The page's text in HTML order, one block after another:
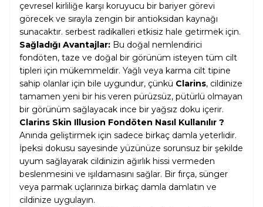
çevresel kirliliğe karşı koruyucu bir bariyer görevi
görecek ve sırayla zengin bir antioksidan kaynağı
sunacaktır. serbest radikalleri etkisiz hale getirmek için.
Sağladığı Avantajlar: Bu doğal nemlendirici
fondöten, taze ve doğal bir görünüm isteyen tüm cilt
tipleri için mükemmeldir. Yağlı veya karma cilt tipine
sahip olanlar için bile uygundur, çünkü Clarins, cildinize
tamamen yeni bir his veren pürüzsüz, pütürlü olmayan
bir görünüm sağlayacak ince bir yağsız doku içerir.
Clarins Skin Illusion Fondöten Nasıl Kullanılır ?
Anında geliştirmek için sadece birkaç damla yeterlidir.
İpeksi dokusu sayesinde yüzünüze sorunsuz bir şekilde
uyum sağlayarak cildinizin ağırlık hissi vermeden
beslenmesini ve ışıldamasını sağlar. Bir fırça, sünger
veya parmak uçlarınıza birkaç damla damlatın ve
cildinize uygulayın.